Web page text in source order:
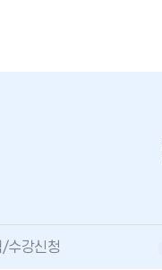
/수강신청